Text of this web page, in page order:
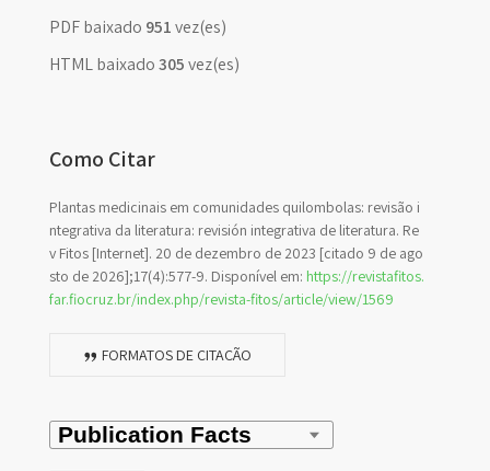
PDF baixado 951vez(es)
HTML baixado305vez(es)
Como Citar
Plantas medicinais em comunidades quilombolas: revisão i
ntegrativa da literatura: revisión integrativa de literatura. Re
v Fitos [Internet]. 20 de dezembro de 2023 [citado 9 de ago
sto de 2026];17(4):577-9. Disponível em: https://revistafitos.
far.fiocruz.br/index.php/revista-fitos/article/view/1569
FORMATOS DE CITAÇÃO